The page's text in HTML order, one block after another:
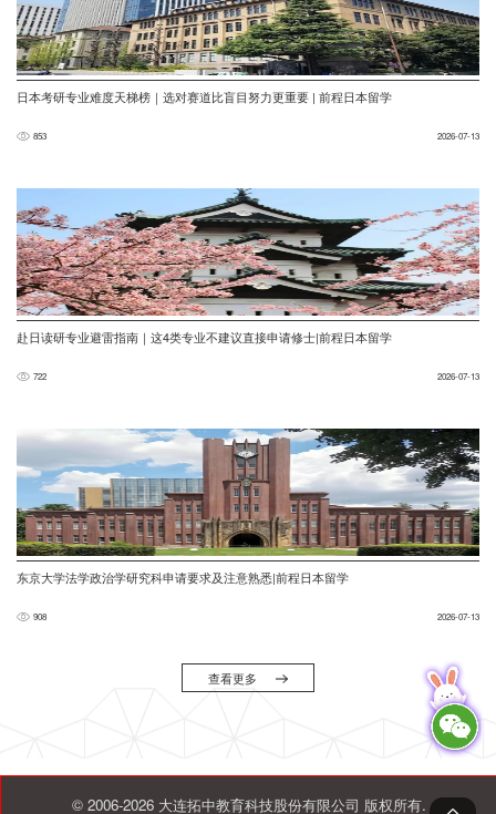
日本考研专业难度天梯榜｜选对赛道比盲目努力更重要 | 前程日本留学
853 2026-07-13
赴日读研专业避雷指南｜这4类专业不建议直接申请修士|前程日本留学
722 2026-07-13
东京大学法学政治学研究科申请要求及注意熟悉|前程日本留学
908 2026-07-13
查看更多
© 2006-2026 大连拓中教育科技股份有限公司 版权所有.